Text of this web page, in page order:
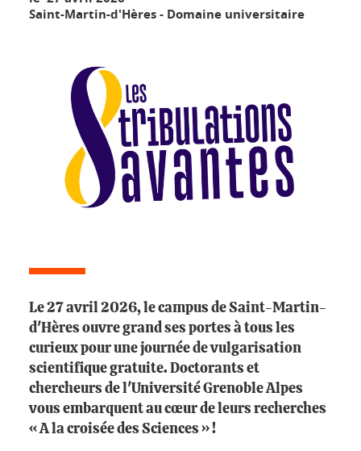
Saint-Martin-d'Hères - Domaine universitaire
Le 27 avril 2026, le campus de Saint-Martin-
d'Hères ouvre grand ses portes à tous les
curieux pour une journée de vulgarisation
scientifique gratuite. Doctorants et
chercheurs de l'Université Grenoble Alpes
vous embarquent au cœur de leurs recherches
« A la croisée des Sciences » !